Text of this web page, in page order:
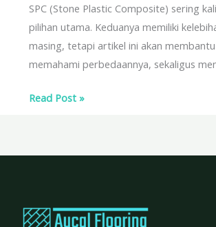
SPC (Stone Plastic Composite) sering
pilihan utama. Keduanya memiliki
masing, tetapi artikel ini akan
memahami perbedaannya, sekaligus
Read Post »